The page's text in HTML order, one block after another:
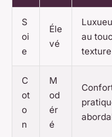
S
oi
e
Éle
vé
au
C
ot
o
n
M
od
ér
é